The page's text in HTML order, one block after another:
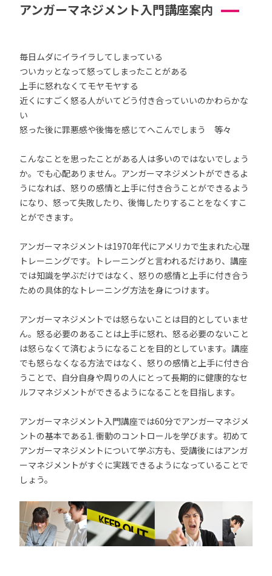
アンガーマネジメント入門講座案内
毎日ムダにイライラしてしまっている
ついカッとなって怒ってしまったことがある
上手に怒れなくてモヤモヤする
近くにすごく怒る人がいてどう付き合っていいのかわらかな
い
怒った後に罪悪感や後悔を感じてへこんでしまう 等々
こんなことを思ったことがある人は多いのではないでしょう
か。でも心配ありません。アンガーマネジメントができるよ
うになれば、怒りの感情と上手に付き合うことができるよう
になり、怒って失敗したり、後悔したりすることをなくすこ
とができます。
アンガーマネジメントは1970年代にアメリカで生まれた心理
トレーニングです。トレーニングと言われるだけあり、講座
では知識を学ぶだけではなく、怒りの感情と上手に付き合う
ための具体的なトレーニング方法を身につけます。
アンガーマネジメントでは怒らないことは目的としていませ
ん。怒る必要のあることは上手に怒れ、怒る必要のないこと
は怒らなくて済むようになることを目的としています。講座
でも怒らなくなる方法ではなく、怒りの感情と上手に付き合
うことで、自分自身や周りの人にとって長期的に健康的なセ
ルフマネジメントができるようになることを目指します。
アンガーマネジメント入門講座では60分でアンガーマネジメ
ントの基本である1. 衝動のコントロールを学びます。初めて
アンガーマネジメントについて学ぶ方も、受講後にはアンガ
ーマネジメントがすぐに実践できるようになっていることで
しょう。